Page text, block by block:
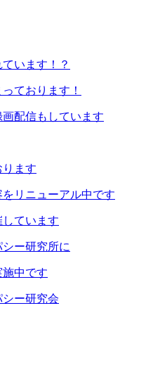
います！？
ております！
配信もしています
ます
リニューアル中です
ています
ー研究所に
中です
ー研究会